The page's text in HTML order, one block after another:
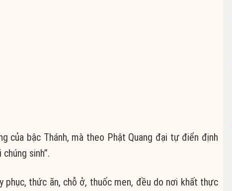
của bậc Thánh, mà theo Phật Quang đại tự điển định
sinh”.
phục, thức ăn, chỗ ở, thuốc men, đều do nơi khất thực